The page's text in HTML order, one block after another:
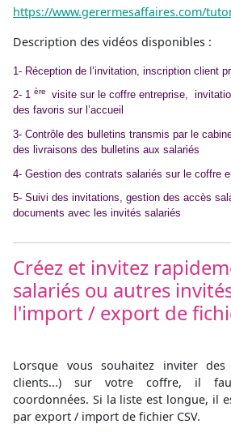
https://www.gerermesaffaires.com/
Description des vidéos disponibles :
1- Réception de l’invitation, inscription client
2- 1 ère
visite sur le coffre entreprise,
des favoris sur l’accueil
3- Contrôle des bulletins transmis par le
des livraisons des bulletins aux salariés
4- Gestion des contrats salariés sur le coffre
5- Suivi des invitations, gestion des accès
documents avec les invités salariés
Créez et invitez
salariés ou autres
l'import / export de
Lorsque vous souhaitez inviter des
clients...) sur votre coffre, il
coordonnées. Si la liste est longue, il
par export / import de fichier CSV.